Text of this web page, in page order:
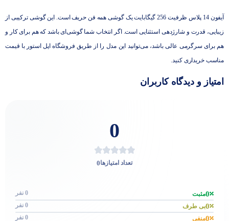
آیفون 14 پلاس ظرفیت 256 گیگابایت یک گوشی همه فن حریف است. این گوشی ترکیبی از
زیبایی، قدرت و شارژدهی استثنایی است. اگر انتخاب شما گوشی‌ای باشد که هم برای کار و
هم برای سرگرمی عالی باشد، می‌توانید این مدل را از طریق فروشگاه اپل استور با قیمت
مناسب خریداری کنید.
امتیاز و دیدگاه کاربران
0
تعداد امتیازها0
0مثبت 0 نفر
0بی طرف 0 نفر
0منفی 0 نفر